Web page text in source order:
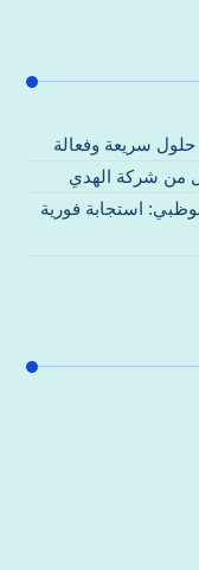
حلول سريعة وفعالة
من شركة الهدي
استجابة فورية